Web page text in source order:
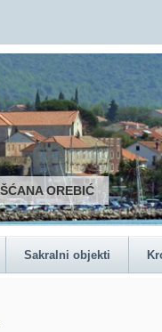
Sakralni objekti